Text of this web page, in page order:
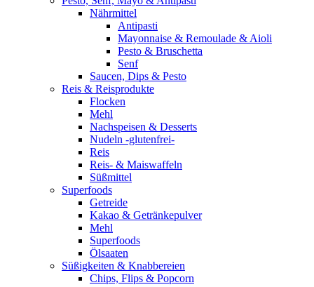
Nährmittel
Antipasti
Mayonnaise & Remoulade & Aioli
Pesto & Bruschetta
Senf
Saucen, Dips & Pesto
Reis & Reisprodukte
Flocken
Mehl
Nachspeisen & Desserts
Nudeln -glutenfrei-
Reis
Reis- & Maiswaffeln
Süßmittel
Superfoods
Getreide
Kakao & Getränkepulver
Mehl
Superfoods
Ölsaaten
Süßigkeiten & Knabbereien
Chips, Flips & Popcorn